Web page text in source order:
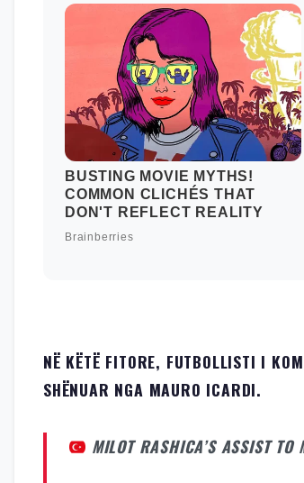
NË KËTË FITORE, FUTBOLLISTI I
SHËNUAR NGA MAURO ICARDI.
MILOT RASHICA’S ASSIST